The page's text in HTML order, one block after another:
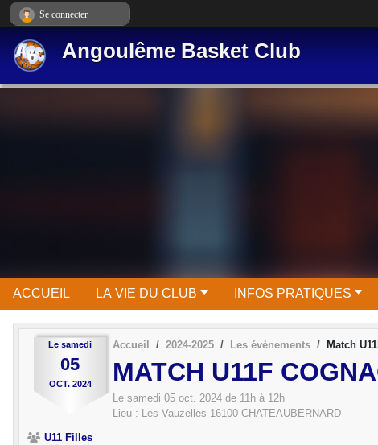
Angoulême Basket Club
ACCUEIL LA VIE DU CLUB INFOS PRATIQUES
Le samedi
05
OCT. 2024
Accueil 2024-2025 Les évènements Match
MATCH U11F
Le samedi 05 oct. 2024 de 11h à 12h
Lieu : Les Vauzelles 16100 CHATEAUBERNARD
U11 Filles
Se connecter
Panneau de gestion des cookies